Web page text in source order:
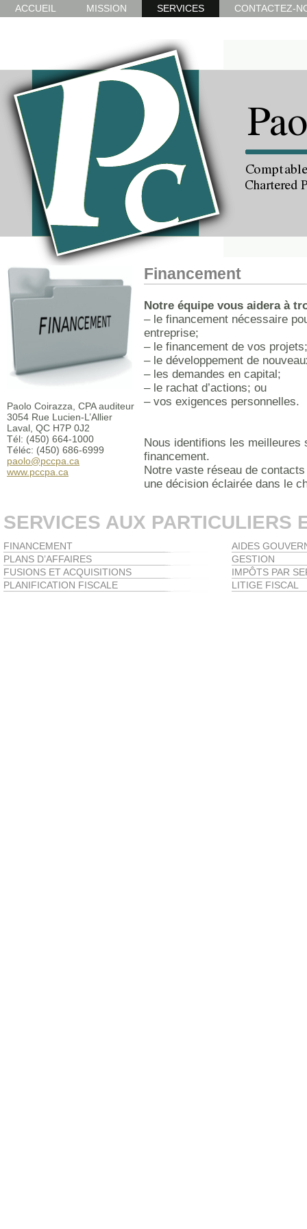
ACCUEIL MISSION SERVICES CONTACTEZ-
Paolo Coirazza, CPA auditeur
3054 Rue Lucien-L’Allier
Laval, QC H7P 0J2
Tél: (450) 664-1000
Téléc: (450) 686-6999
paolo@pccpa.ca
www.pccpa.ca
Financement
Notre équipe vous aidera à
– le financement nécessaire
entreprise;
– le financement de vos projets;
– le développement de
– les demandes en capital;
– le rachat d’actions; ou
– vos exigences personnelles.
Nous identifions les meilleures
financement.
Notre vaste réseau de
une décision éclairée dans le
SERVICES AUX PARTICULIERS
FINANCEMENT
PLANS D’AFFAIRES
FUSIONS ET ACQUISITIONS
PLANIFICATION FISCALE
AIDES
GESTION
IMPÔTS PAR
LITIGE FISCAL